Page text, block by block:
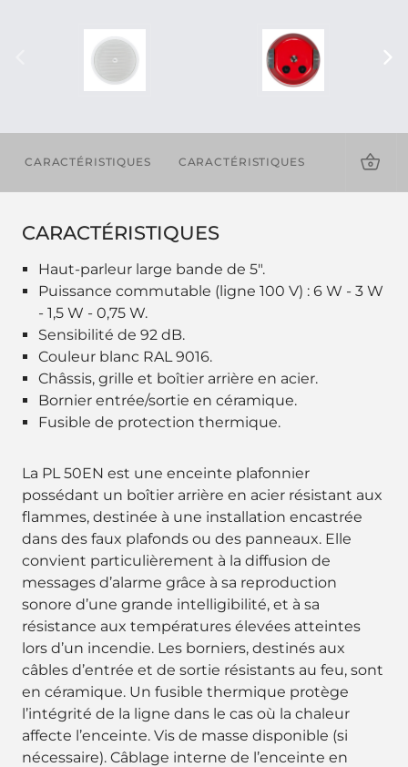
CARACTÉRISTIQUES CARACTÉRISTIQUES
CARACTÉRISTIQUES
Haut-parleur large bande de 5".
Puissance commutable (ligne 100 V) : 6 W - 3 W
- 1,5 W - 0,75 W.
Sensibilité de 92 dB.
Couleur blanc RAL 9016.
Châssis, grille et boîtier arrière en acier.
Bornier entrée/sortie en céramique.
Fusible de protection thermique.
La PL 50EN est une enceinte plafonnier
possédant un boîtier arrière en acier résistant aux
flammes, destinée à une installation encastrée
dans des faux plafonds ou des panneaux. Elle
convient particulièrement à la diffusion de
messages d’alarme grâce à sa reproduction
sonore d’une grande intelligibilité, et à sa
résistance aux températures élevées atteintes
lors d’un incendie. Les borniers, destinés aux
câbles d’entrée et de sortie résistants au feu, sont
en céramique. Un fusible thermique protège
l’intégrité de la ligne dans le cas où la chaleur
affecte l’enceinte. Vis de masse disponible (si
nécessaire). Câblage interne de l’enceinte en